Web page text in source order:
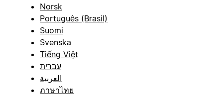
Norsk
Português (Brasil)
Suomi
Svenska
Tiếng Việt
עברית
العربية
ภาษาไทย